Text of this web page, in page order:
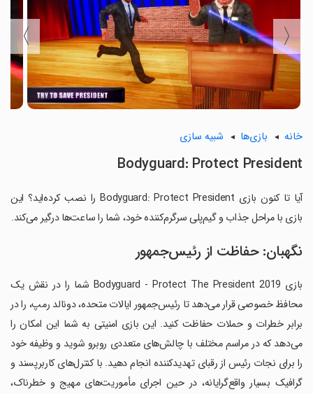
〈
〉
خانه بازی‌ها شبیه سازی
Bodyguard: Protect President
آیا تا کنون بازی Bodyguard: Protect President را نصب کرده‌اید؟ این
بازی با مراحل جذاب و گیم‌پلی سرگرم‌کننده خود، شما را ساعت‌ها درگیر می‌کند.
نگهبان: حفاظت از رئیس‌جمهور
بازی Bodyguard - Protect The President 2019 شما را در نقش یک
محافظ خصوصی قرار می‌دهد تا رئیس‌جمهور ایالات متحده، دونالد رمپ، را در
برابر خطرات و حملات حفاظت کنید. این بازی امنیتی به شما این امکان را
می‌دهد که در مراسم مختلف با چالش‌های متعددی روبرو شوید و وظیفه خود
را برای نجات رئیس از رقبای تهدیدکننده انجام دهید. با کنترل‌های کاربرپسند و
گرافیک بسیار واقع‌گرایانه، در حین اجرای مأموریت‌های مهیج و خطرناک،